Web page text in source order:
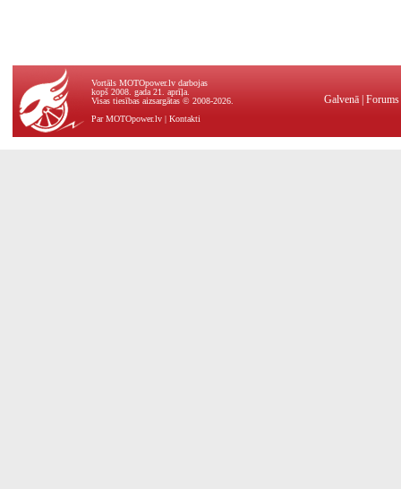
Vortāls MOTOpower.lv darbojas
kopš 2008. gada 21. aprīļa.
Visas tiesības aizsargātas © 2008-2026.
Par MOTOpower.lv | Kontakti
Galvenā Forums